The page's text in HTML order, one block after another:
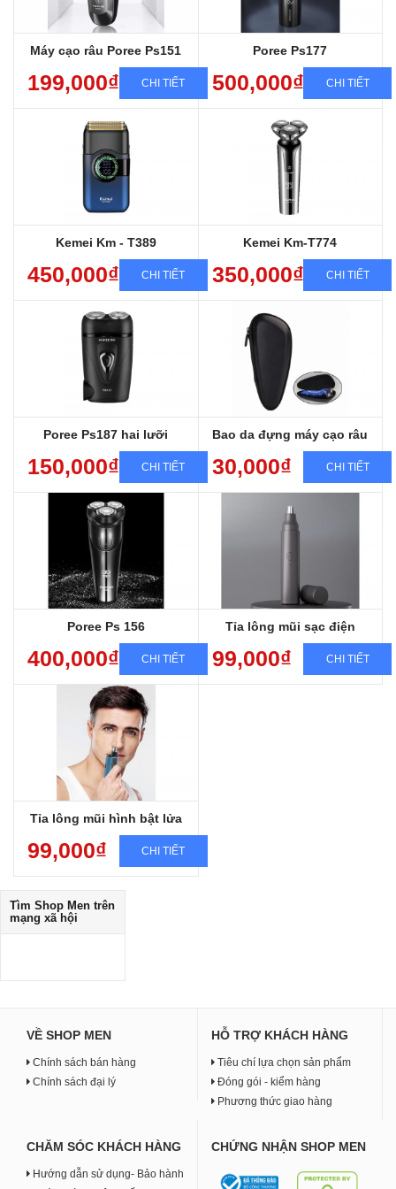
Máy cạo râu Poree Ps151
199,000₫ CHI TIẾT
Máy sử dụng lưỡi Pr8
Poree Ps177
500,000₫ CHI TIẾT
Kemei Km - T389
450,000₫ CHI TIẾT
Kemei Km-T774
350,000₫ CHI TIẾT
Poree Ps187 hai lưỡi
150,000₫ CHI TIẾT
Bảo hành sp 12 tháng
Shop có bán lưỡi thay thế
Bao da đựng máy cạo râu
30,000₫ CHI TIẾT
Poree Ps 156
400,000₫ CHI TIẾT
Tỉa lông mũi sạc điện
99,000₫ CHI TIẾT
Tỉa lông mũi hình bật lửa
99,000₫ CHI TIẾT
Tìm Shop Men trên
mạng xã hội
VỀ SHOP MEN
Chính sách bán hàng
Chính sách đại lý
HỖ TRỢ KHÁCH HÀNG
Tiêu chí lựa chọn sản phẩm
Đóng gói - kiểm hàng
Phương thức giao hàng
CHĂM SÓC KHÁCH HÀNG
Hướng dẫn sử dụng- Bảo hành
CHỨNG NHẬN SHOP MEN